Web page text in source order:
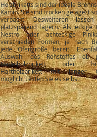
Holzbriketts sind der ideale
Kamin. Sie sind trocken gelagert
verpackt. Desweiteren
platzsparend lagern. Als eckige
Nestro oder achteckige
verschieden Formen, je nach
jede Ofengröße bereit.
Auswahl des Rohstoffes ob
Nadelholzbrikett oder
Hartholzbrikett mit langer
möglich. Testen Sie es selbst!